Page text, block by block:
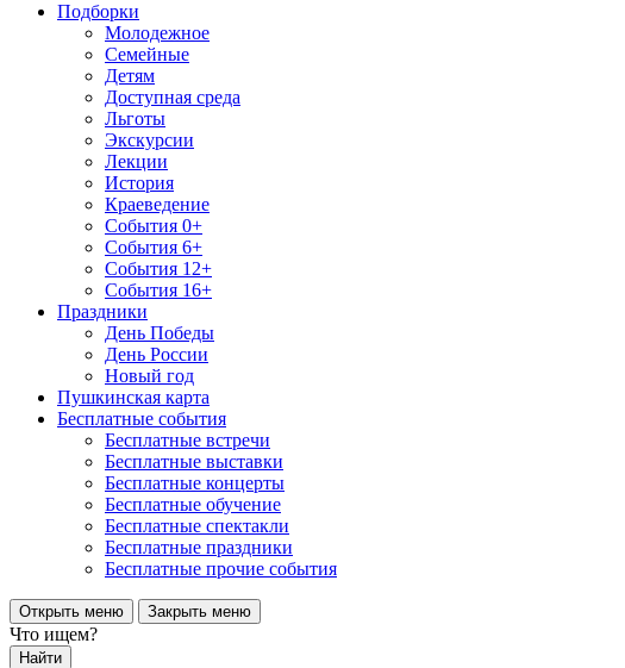
Подборки
Молодежное
Семейные
Детям
Доступная среда
Льготы
Экскурсии
Лекции
История
Краеведение
События 0+
События 6+
События 12+
События 16+
Праздники
День Победы
День России
Новый год
Пушкинская карта
Бесплатные события
Бесплатные встречи
Бесплатные выставки
Бесплатные концерты
Бесплатные обучение
Бесплатные спектакли
Бесплатные праздники
Бесплатные прочие события
Открыть меню Закрыть меню
Что ищем?
Найти